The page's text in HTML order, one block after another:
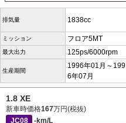
排気量 1838cc
ミッション フロア5MT
最大出力 125ps/6000rpm
生産期間
1996年01月～199
6年07月
1.8 XE
新車時価格167万円(税抜)
JC08
-km/L